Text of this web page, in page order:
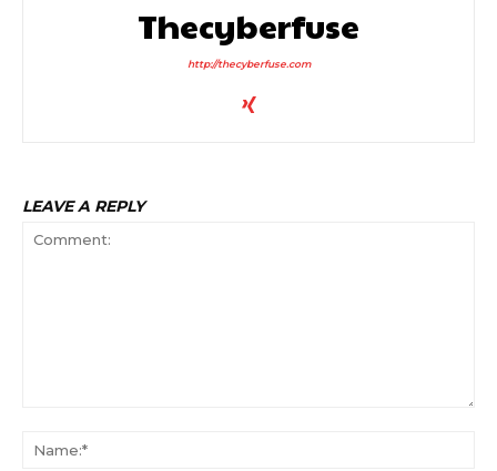
Thecyberfuse
http://thecyberfuse.com
LEAVE A REPLY